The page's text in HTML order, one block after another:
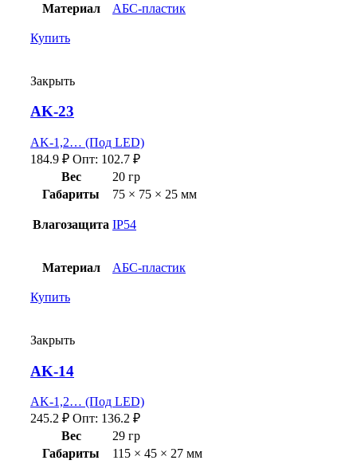
Материал АБС-пластик
Купить
Закрыть
AK-23
AK-1,2… (Под LED)
184.9 ₽ Опт: 102.7 ₽
Вес
20 гр
Габариты
75 × 75 × 25 мм
Влагозащита IP54
Материал АБС-пластик
Купить
Закрыть
AK-14
AK-1,2… (Под LED)
245.2 ₽ Опт: 136.2 ₽
Вес
29 гр
Габариты
115 × 45 × 27 мм